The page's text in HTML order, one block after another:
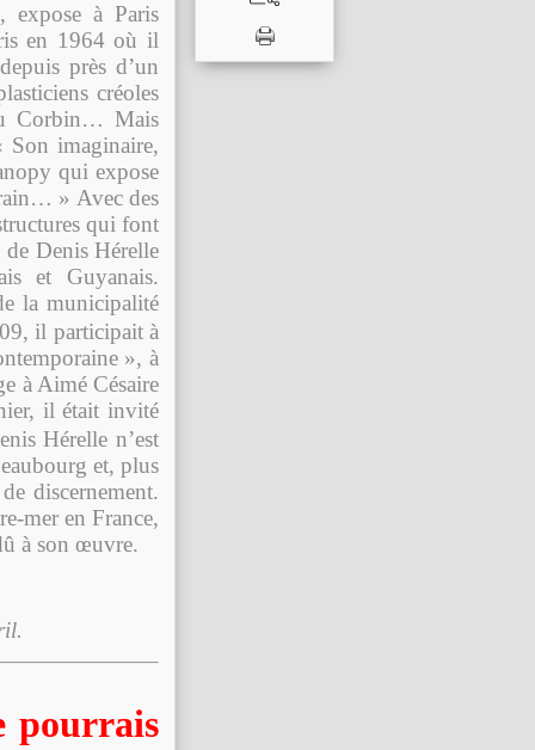
expose à Paris
en 1964 où il
près d’un
créoles
Corbin… Mais
Son imaginaire,
qui expose
» Avec des
qui font
Denis Hérelle
et Guyanais.
la municipalité
il participait à
», à
à Aimé Césaire
il était invité
Hérelle n’est
et, plus
discernement.
mer en France,
à son œuvre.
pourrais